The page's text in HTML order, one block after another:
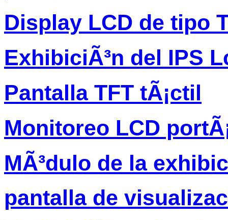
Display LCD de tipo
ExhibiciÃ³n del IPS
Pantalla TFT tÃ¡ctil
Monitoreo LCD
MÃ³dulo de la
pantalla de